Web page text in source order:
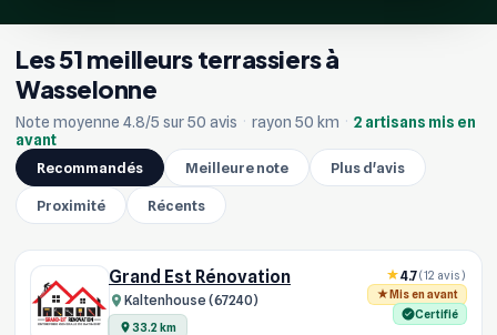
Les 51 meilleurs terrassiers à
Wasselonne
Note moyenne 4.8/5 sur 50 avis · rayon 50 km · 2 artisans mis en
avant
Recommandés
Meilleure note Plus d'avis
Proximité Récents
Grand Est Rénovation
Kaltenhouse (67240)
33.2 km
4.7(12 avis)
Mis en avant
Certifié